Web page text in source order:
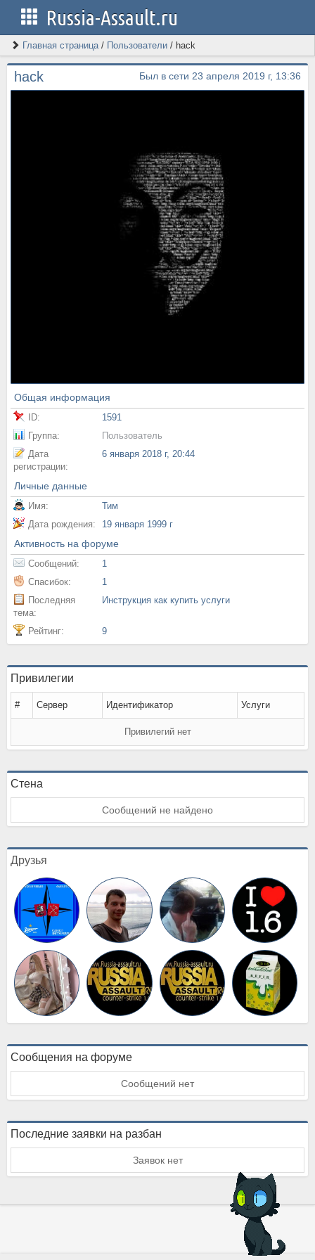
Russia-Assault.ru
Главная страница/ Пользователи / hack
hack Был в сети 23 апреля 2019 г, 13:36
Общая информация
ID:
1591
Группа:
Пользователь
Дата
регистрации:
6 января 2018 г, 20:44
Личные данные
Имя:
Тим
Дата рождения:
19 января 1999 г
Активность на форуме
Сообщений:
1
Спасибок:
1
Последняя
тема:
Инструкция как купить услуги
Рейтинг: 9
Привилегии
# Сервер Идентификатор Услуги
Привилегий нет
Стена
Сообщений не найдено
Друзья
Сообщения на форуме
Сообщений нет
Последние заявки на разбан
Заявок нет